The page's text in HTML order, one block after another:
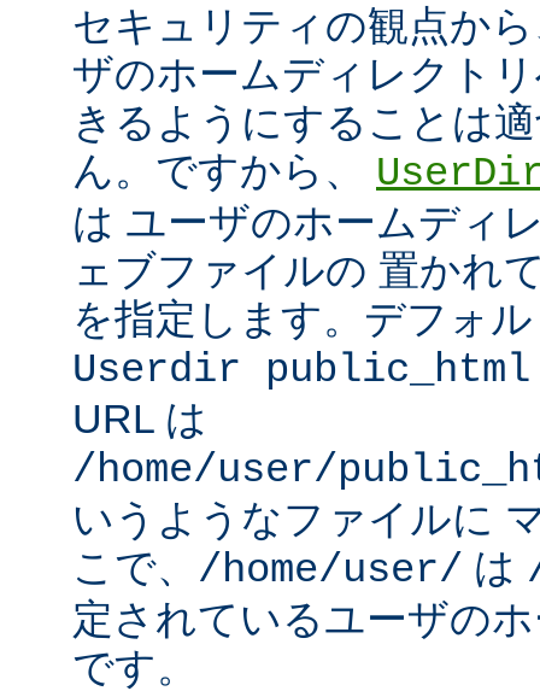
セキュリティの観点か
ザのホームディレクト
きるようにすることは
ん。ですから、
は ユーザのホームディ
ェブファイルの 置かれ
を指定します。デフォ
Userdir public_html
URL は
/home/user/
いうようなファイルに
こで、 /home/user/ は
定されているユーザの
です。